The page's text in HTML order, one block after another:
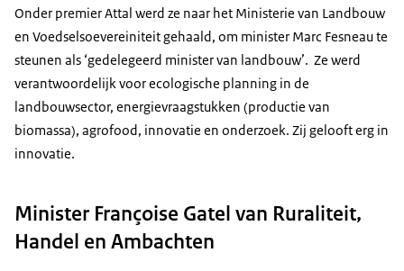
Onder premier Attal werd ze naar het Ministerie van Landbouw
en Voedselsoevereiniteit gehaald, om minister Marc Fesneaute
steunen als ‘gedelegeerd minister van landbouw’. Ze werd
verantwoordelijk voor ecologische planning in de
landbouwsector, energievraagstukken (productie van
biomassa), agrofood, innovatie en onderzoek. Zij gelooft erg in
innovatie.
Minister Françoise Gatel van Ruraliteit,
Handel en Ambachten